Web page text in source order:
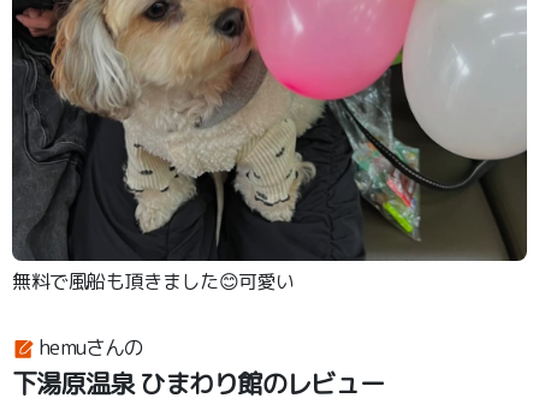
無料で風船も頂きました😊可愛い
hemuさんの
下湯原温泉 ひまわり館のレビュー